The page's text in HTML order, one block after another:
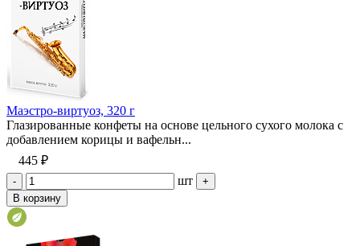
Маэстро-виртуоз, 320 г
Глазированные конфеты на основе цельного сухого молока с
добавлением корицы и вафельн...
445 ₽
- шт
+
В корзину